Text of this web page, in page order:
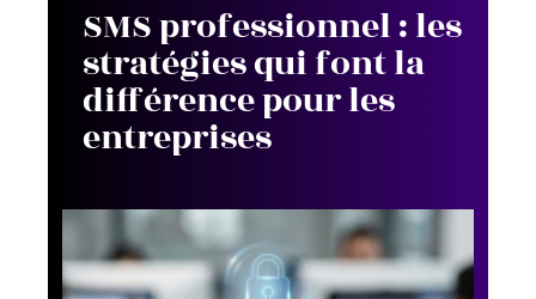
SMS professionnel : les
stratégies qui font la
différence pour les
entreprises